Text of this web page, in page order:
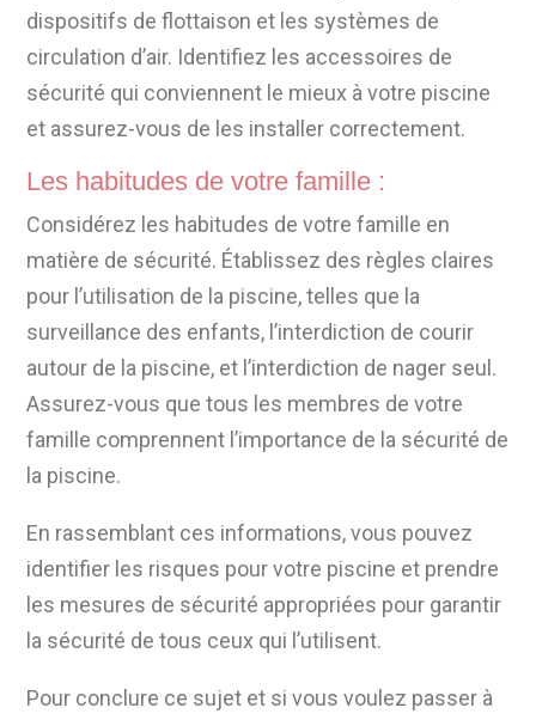
dispositifs de flottaison et les systèmes de
circulation d’air. Identifiez les accessoires de
sécurité qui conviennent le mieux à votre piscine
et assurez-vous de les installer correctement.
Les habitudes de votre famille :
Considérez les habitudes de votre famille en
matière de sécurité. Établissez des règles claires
pour l’utilisation de la piscine, telles que la
surveillance des enfants, l’interdiction de courir
autour de la piscine, et l’interdiction de nager seul.
Assurez-vous que tous les membres de votre
famille comprennent l’importance de la sécurité de
la piscine.
En rassemblant ces informations, vous pouvez
identifier les risques pour votre piscine et prendre
les mesures de sécurité appropriées pour garantir
la sécurité de tous ceux qui l’utilisent.
Pour conclure ce sujet et si vous voulez passer à